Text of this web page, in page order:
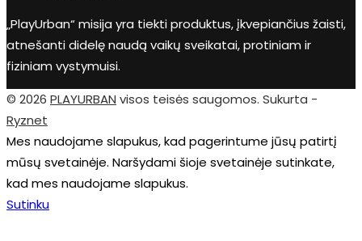
„PlayUrban“ misija yra tiekti produktus, įkvepiančius žaisti,
atnešanti didelę naudą vaikų sveikatai, protiniam ir
fiziniam vystymuisi.
© 2026 PLAYURBAN visos teisės saugomos. Sukurta -
Ryznet
Mes naudojame slapukus, kad pagerintume jūsų patirtį
mūsų svetainėje. Naršydami šioje svetainėje sutinkate,
kad mes naudojame slapukus.
Sutinku